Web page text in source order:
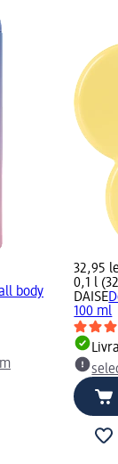
body
32,95
0,1 l
DAISE
100 ml